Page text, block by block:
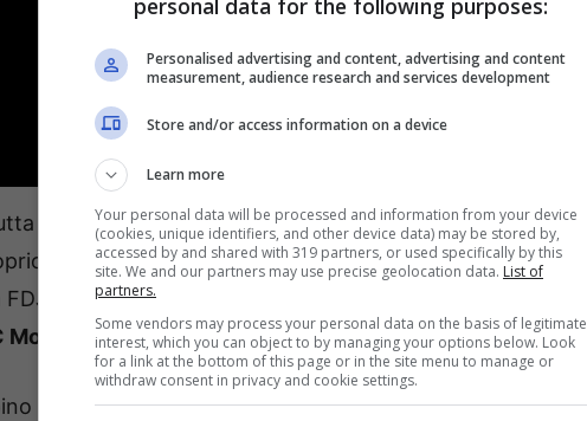
velocità il giovane franceseLenny Martinezche ha
a ridosso del traguardo finale. La vittoria è andata
giunto al secondo successo in carriera dopo
Mont Ventoux.
Romain Bardetin forze al Team Dsm Firmenich
Personalised advertising and content, advertising and content
measurement, audience research and services development
Store and/or access information on a device
Learn more
Your personal data will be processed and information from your device
(cookies, unique identifiers, and other device data) may be stored by,
accessed by and shared with 319 partners, or used specifically by this
site. We and our partners may use precise geolocation data. List of
partners.
Some vendors may process your personal data on the basis of legitimate
interest, which you can object to by managing your options below. Look
for a link at the bottom of this page or in the site menu to manage or
withdraw consent in privacy and cookie settings.